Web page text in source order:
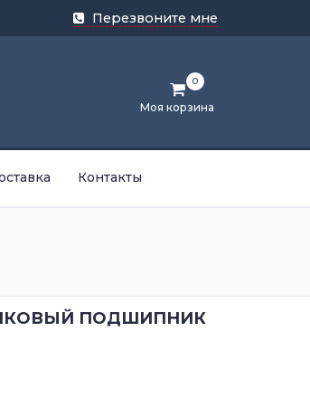
Перезвоните мне
Моя корзина
0
Контакты
ПОДШИПНИК